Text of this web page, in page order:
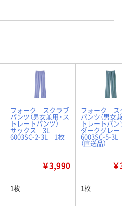
フォーク スクラブ
パンツ（男女兼用・ス
トレートパンツ）
サックス 3L
6003SC-2-3L 1枚
フォーク ス
パンツ（男女
トレートパ
ダークグ
6003SC-5-
（直送品）
￥3,990
1枚 1枚